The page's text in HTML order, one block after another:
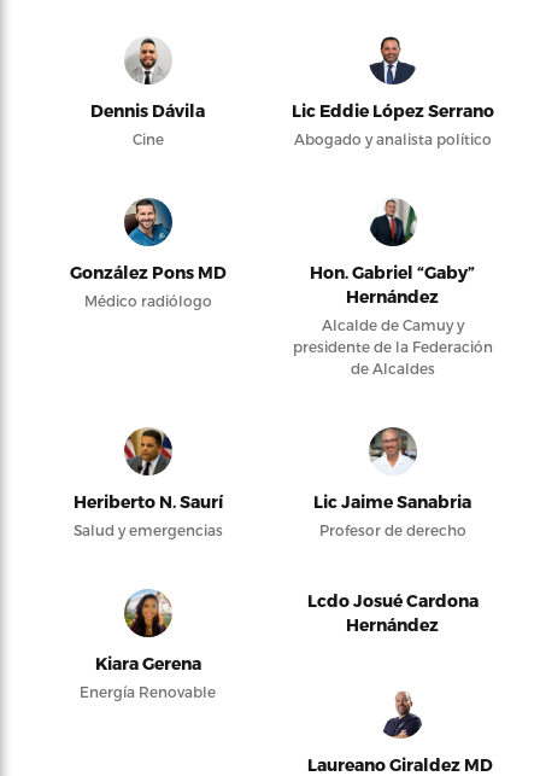
Dennis Dávila
Cine
Lic Eddie López Serrano
Abogado y analista político
González Pons MD
Médico radiólogo
Hon. Gabriel “Gaby”
Hernández
Alcalde de Camuy y
presidente de la Federación
de Alcaldes
Heriberto N. Saurí
Salud y emergencias
Lic Jaime Sanabria
Profesor de derecho
Kiara Gerena
Energía Renovable
Lcdo Josué Cardona
Hernández
Laureano Giraldez MD